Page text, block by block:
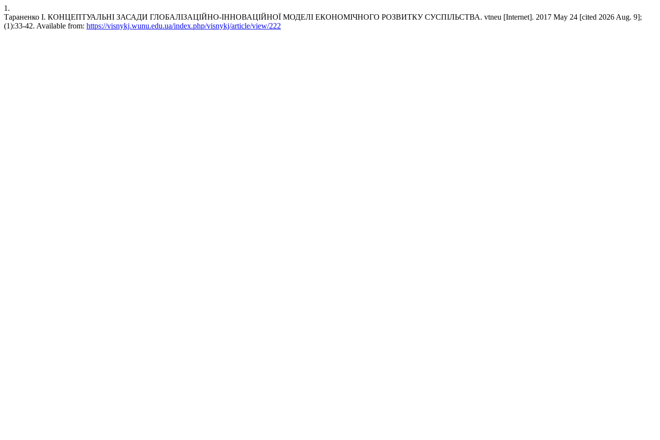
1.
Тараненко І. КОНЦЕПТУАЛЬНІ ЗАСАДИ ГЛОБАЛІЗАЦІЙНО-ІННОВАЦІЙНОЇ МОДЕЛІ ЕКОНОМІЧНОГО РОЗВИТКУ СУСПІЛЬСТВА. vtneu [Internet]. 2017 May 24 [cited 2026 Aug. 9];
(1):33-42. Available from: https://visnykj.wunu.edu.ua/index.php/visnykj/article/view/222